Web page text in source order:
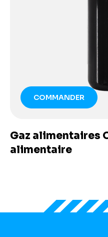
COMMANDER
Gaz alimentaires
alimentaire